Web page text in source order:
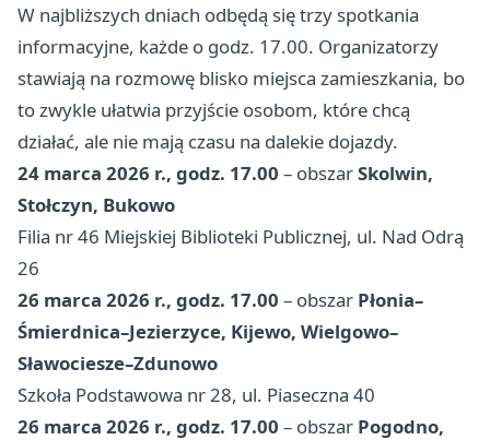
W najbliższych dniach odbędą się trzy spotkania
informacyjne, każde o godz. 17.00. Organizatorzy
stawiają na rozmowę blisko miejsca zamieszkania, bo
to zwykle ułatwia przyjście osobom, które chcą
działać, ale nie mają czasu na dalekie dojazdy.
24 marca 2026 r., godz. 17.00 – obszarSkolwin,
Stołczyn, Bukowo
Filia nr 46 Miejskiej Biblioteki Publicznej, ul. Nad Odrą
26
26 marca 2026 r., godz. 17.00 – obszar Płonia–
Śmierdnica–Jezierzyce, Kijewo, Wielgowo–
Sławociesze–Zdunowo
Szkoła Podstawowa nr 28, ul. Piaseczna 40
26 marca 2026 r., godz. 17.00 – obszar Pogodno,